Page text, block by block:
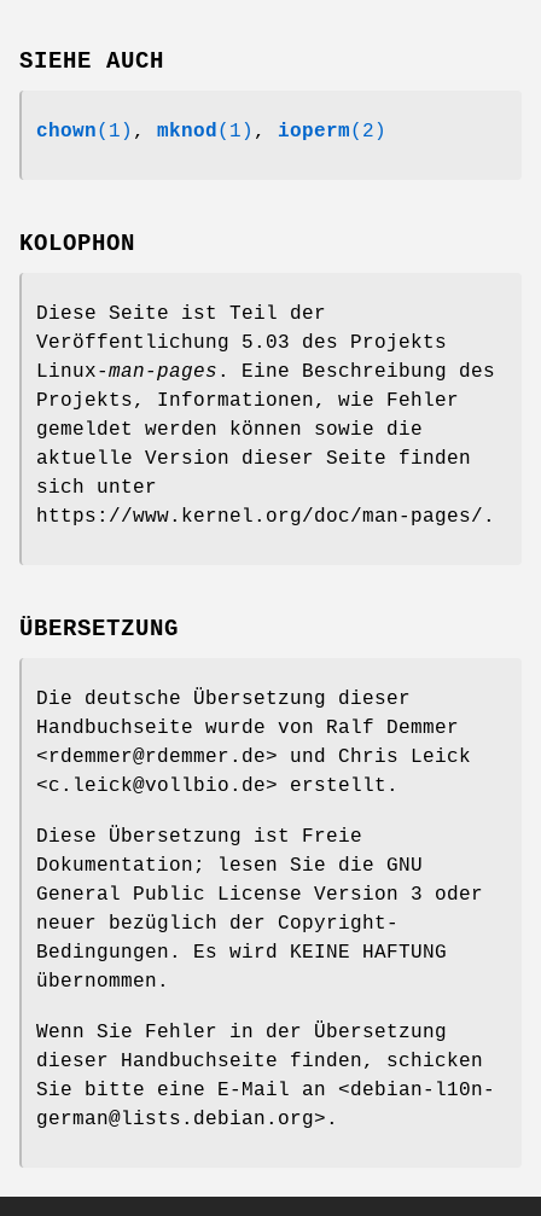
SIEHE AUCH
chown(1) , mknod(1) , ioperm(2)
KOLOPHON
Diese Seite ist Teil der
Veröffentlichung 5.03 des Projekts
Linux-man-pages . Eine Beschreibung des
Projekts, Informationen, wie Fehler
gemeldet werden können sowie die
aktuelle Version dieser Seite finden
sich unter
https://www.kernel.org/doc/man-pages/.
ÜBERSETZUNG
Die deutsche Übersetzung dieser
Handbuchseite wurde von Ralf Demmer
<rdemmer@rdemmer.de> und Chris Leick
<c.leick@vollbio.de> erstellt.
Diese Übersetzung ist Freie
Dokumentation; lesen Sie die GNU
General Public License Version 3 oder
neuer bezüglich der Copyright-
Bedingungen. Es wird KEINE HAFTUNG
übernommen.
Wenn Sie Fehler in der Übersetzung
dieser Handbuchseite finden, schicken
Sie bitte eine E-Mail an <debian-l10n-
german@lists.debian.org>.